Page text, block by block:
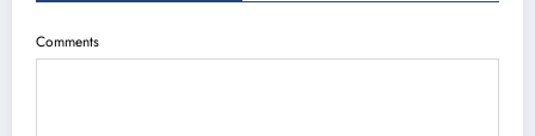
Comments